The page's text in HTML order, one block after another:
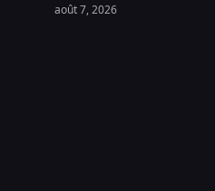
août 7, 2026